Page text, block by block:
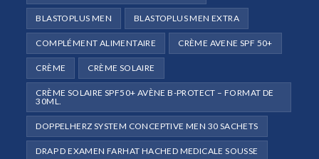
BLASTOPLUS MEN BLASTOPLUS MEN EXTRA
COMPLÉMENT ALIMENTAIRE CRÈME AVENE SPF 50+
CRÈME CRÈME SOLAIRE
CRÈME SOLAIRE SPF50+ AVÈNE B-PROTECT – FORMAT DE
30ML.
DOPPELHERZ SYSTEM CONCEPTIVE MEN 30 SACHETS
DRAP D EXAMEN FARHAT HACHED MEDICALE SOUSSE